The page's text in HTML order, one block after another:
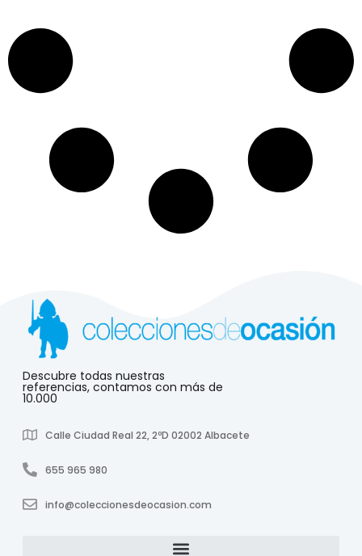
Descubre todas nuestras
referencias, contamos con más de
10.000
Calle Ciudad Real 22, 2ºD 02002 Albacete
655 965 980
info@coleccionesdeocasion.com